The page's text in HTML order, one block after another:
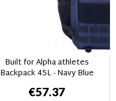
Built for Alpha athletes
Backpack 45L - Navy Blue
€57.37